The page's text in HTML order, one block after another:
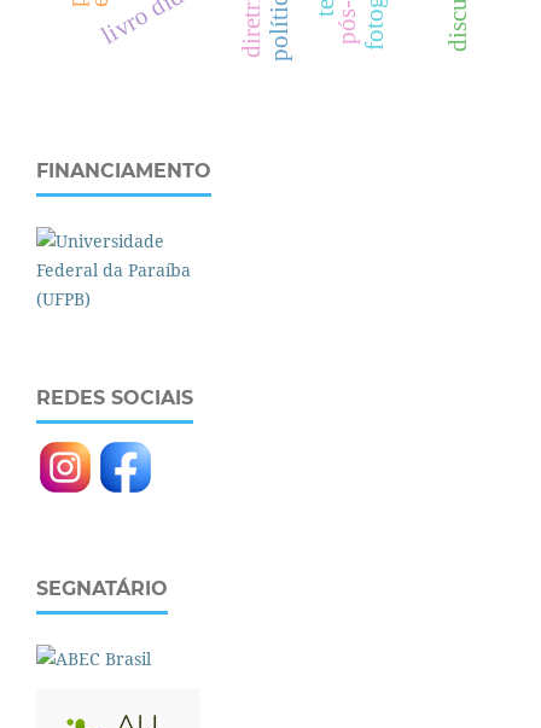
FINANCIAMENTO
REDES SOCIAIS
SEGNATÁRIO